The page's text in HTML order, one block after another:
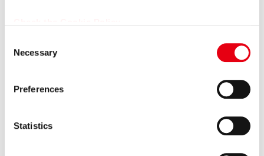
Necessary
Preferences
Statistics
Twitter（X）